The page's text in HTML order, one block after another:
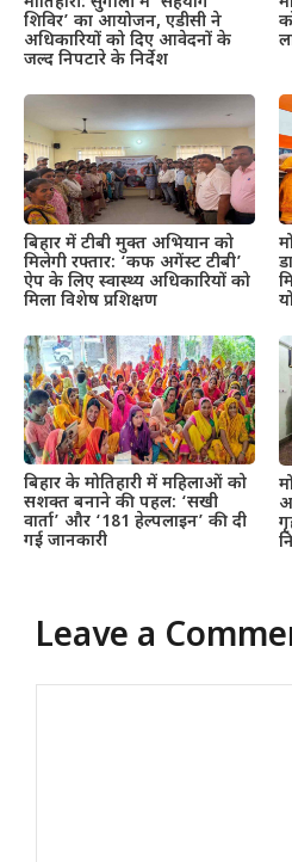
शिविर’ का आयोजन, एडीसी ने
अधिकारियों को दिए आवेदनों के
जल्द निपटारे के निर्देश
बिहार में टीबी मुक्त अभियान को
मिलेगी रफ्तार: ‘कफ अगेंस्ट टीबी’
ऐप के लिए स्वास्थ्य अधिकारियों को
मिला विशेष प्रशिक्षण
बिहार के मोतिहारी में महिलाओं को
सशक्त बनाने की पहल: ‘सखी
वार्ता’ और ‘181 हेल्पलाइन’ की दी
गई जानकारी
Leave a